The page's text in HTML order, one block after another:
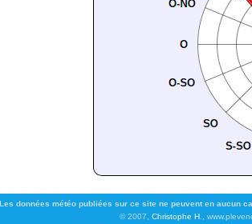
Les données météo publiées sur ce site ne peuvent en aucun
© 2007,Christophe H.,